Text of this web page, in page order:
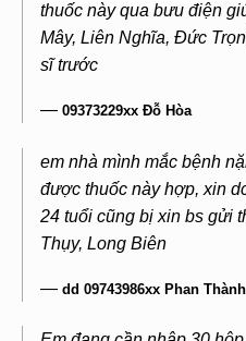
thuốc này qua bưu điện
Mây, Liên Nghĩa, Đức
sĩ trước
—09373229xx Đỗ Hòa
em nhà mình mắc bệnh
được thuốc này hợp, xin
24 tuổi cũng bị xin bs gửi
Thụy, Long Biên
—dd 09743986xx Phan Thành